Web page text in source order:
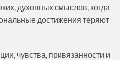
духовных смыслов, когда
достижения теряют
чувства, привязанности и